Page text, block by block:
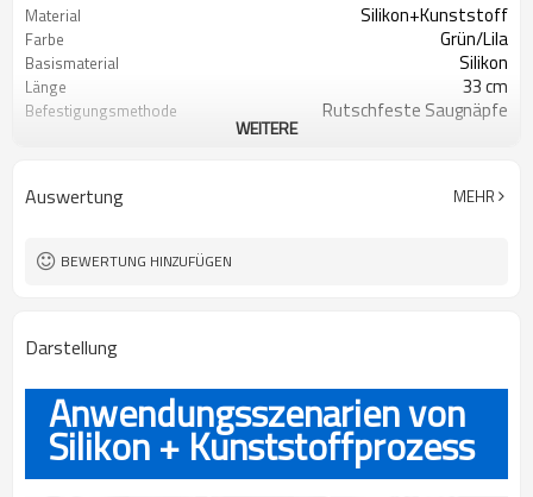
Material Silikon+Kunststoff
Farbe Grün/Lila
Basismaterial Silikon
Länge 33 cm
Befestigungsmethode Rutschfeste Saugnäpfe
Auswechselbare Futterbällchen
WEITERE
Auswertung MEHR
BEWERTUNG HINZUFÜGEN
Darstellung
Anwendungsszenarien von
Silikon + Kunststoffprozess